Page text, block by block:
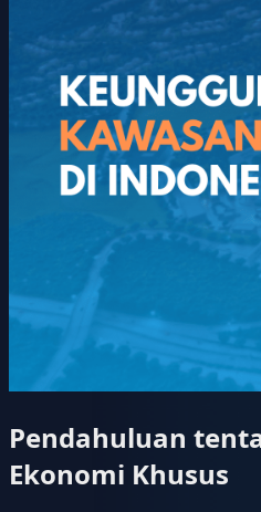
Pendahuluan
Ekonomi Khusus